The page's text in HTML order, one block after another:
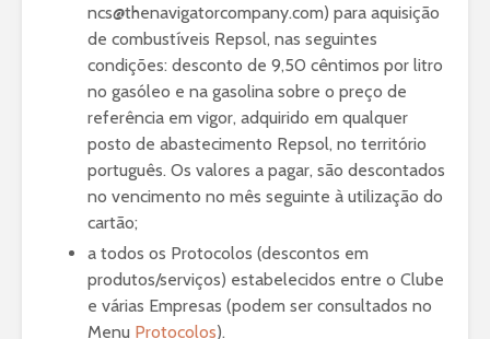
ncs@thenavigatorcompany.com) para aquisição
de combustíveis Repsol, nas seguintes
condições: desconto de 9,50 cêntimos por litro
no gasóleo e na gasolina sobre o preço de
referência em vigor, adquirido em qualquer
posto de abastecimento Repsol, no território
português. Os valores a pagar, são descontados
no vencimento no mês seguinte à utilização do
cartão;
a todos os Protocolos (descontos em
produtos/serviços) estabelecidos entre o Clube
e várias Empresas (podem ser consultados no
Menu Protocolos).